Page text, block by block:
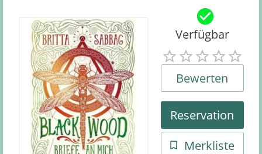
Verfügbar
Bewerten
Reservation
Merkliste